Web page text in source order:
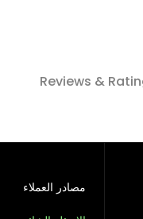
مصادر العملاء